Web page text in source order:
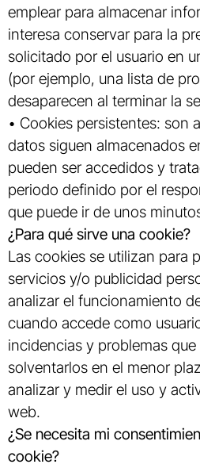
emplear para almacenar
interesa conservar para la
solicitado por el usuario en
(por ejemplo, una lista de
desaparecen al terminar la
• Cookies persistentes: son
datos siguen almacenados
pueden ser accedidos y
periodo definido por el
que puede ir de unos
¿Para qué sirve una cookie?
Las cookies se utilizan para
servicios y/o publicidad
analizar el funcionamiento
cuando accede como
incidencias y problemas
solventarlos en el menor
analizar y medir el uso y
web.
¿Se necesita mi
cookie?